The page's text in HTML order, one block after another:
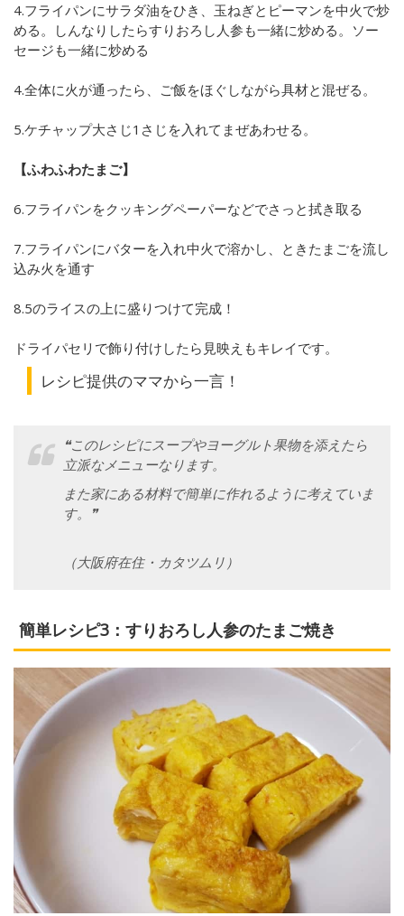
4.フライパンにサラダ油をひき、玉ねぎとピーマンを中火で炒
める。しんなりしたらすりおろし人参も一緒に炒める。ソー
セージも一緒に炒める
4.全体に火が通ったら、ご飯をほぐしながら具材と混ぜる。
5.ケチャップ大さじ1さじを入れてまぜあわせる。
【ふわふわたまご】
6.フライパンをクッキングペーパーなどでさっと拭き取る
7.フライパンにバターを入れ中火で溶かし、ときたまごを流し
込み火を通す
8.5のライスの上に盛りつけて完成！
ドライパセリで飾り付けしたら見映えもキレイです。
レシピ提供のママから一言！
❝このレシピにスープやヨーグルト果物を添えたら
立派なメニューなります。
また家にある材料で簡単に作れるように考えていま
す。❞
（大阪府在住・カタツムリ）
簡単レシピ3：すりおろし人参のたまご焼き